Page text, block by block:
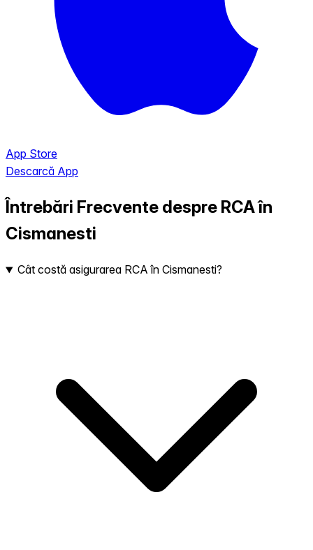
App Store
Descarcă App
Întrebări Frecvente despre RCA în
Cismanesti
Cât costă asigurarea RCA în Cismanesti?